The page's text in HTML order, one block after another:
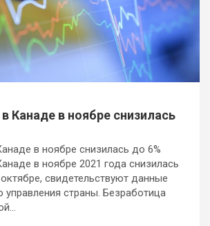
Канаде в ноябре снизилась
в ноябре снизилась до 6%
в ноябре 2021 года снизилась
свидетельствуют данные
управления страны. Безработица